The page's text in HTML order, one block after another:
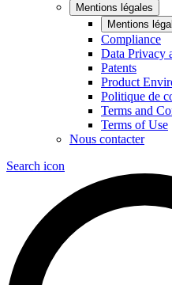
Mentions légales
Mentions
Compliance
Data Privacy
Patents
Product
Politique de
Terms and
Terms of Use
Nous contacter
Search icon